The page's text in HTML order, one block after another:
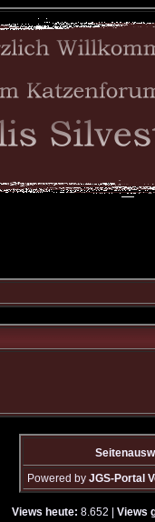
Powered by JGS-Portal
Views heute: 8.652 | Views